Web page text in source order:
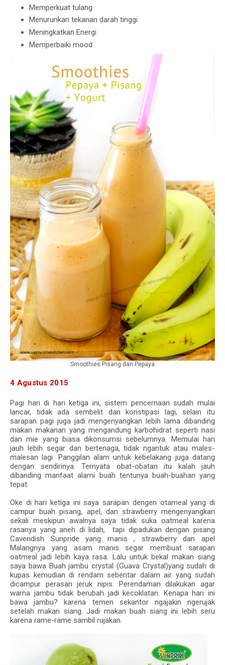
Memperkuat tulang
Menurunkan tekanan darah tinggi
Meningkatkan Energi
Memperbaiki mood
Smoothies Pisang dan Pepaya
4 Agustus 2015
Pagi hari di hari ketiga ini, sistem pencernaan sudah mulai
lancar, tidak ada sembelit dan konstipasi lagi, selain itu
sarapan pagi juga jadi mengenyangkan lebih lama dibanding
makan makanan yang mengandung karbohidrat seperti nasi
dan mie yang biasa dikonsumsi sebelumnya. Memulai hari
jauh lebih segar dan bertenaga, tidak ngantuk atau males-
malesan lagi. Panggilan alam untuk kebelakang juga datang
dengan sendirinya. Ternyata obat-obatan itu kalah jauh
dibanding manfaat alami buah tentunya buah-buahan yang
tepat.
Oke di hari ketiga ini saya sarapan dengen otameal yang di
campur buah pisang, apel, dan strawberry mengenyangkan
sekali meskipun awalnya saya tidak suka oatmeal karena
rasanya yang aneh di lidah, tapi dipadukan dengan pisang
Cavendish Sunpride yang manis , strawberry dan apel
Malangnya yang asam manis segar membuat sarapan
oatmeal jadi lebih kaya rasa. Lalu untuk bekal makan siang
saya bawa Buah jambu crystal (Guava Crystal)yang sudah di
kupas kemudian di rendam sebentar dalam air yang sudah
dicampur perasan jeruk nipis. Perendaman dilakukan agar
warna jambu tidak berubah jadi kecoklatan. Kenapa hari ini
bawa jambu? karena temen sekantor ngajakin ngerujak
setelah makan siang. Jadi makan buah siang ini lebih seru
karena rame-rame sambil rujakan.